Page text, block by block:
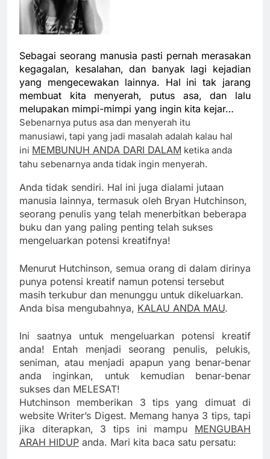
Sebagai seorang manusia pasti pernah merasakan
kegagalan, kesalahan, dan banyak lagi kejadian
yang mengecewakan lainnya. Hal ini tak jarang
membuat kita menyerah, putus asa, dan lalu
melupakan mimpi-mimpi yang ingin kita kejar…
Sebenarnya putus asa dan menyerah itu
manusiawi, tapi yang jadi masalah adalah kalau hal
ini MEMBUNUH ANDA DARI DALAM ketika anda
tahu sebenarnya anda tidak ingin menyerah.
Anda tidak sendiri. Hal ini juga dialami jutaan
manusia lainnya, termasuk oleh Bryan Hutchinson,
seorang penulis yang telah menerbitkan beberapa
buku dan yang paling penting telah sukses
mengeluarkan potensi kreatifnya!
Menurut Hutchinson, semua orang di dalam dirinya
punya potensi kreatif namun potensi tersebut
masih terkubur dan menunggu untuk dikeluarkan.
Anda bisa mengubahnya, KALAU ANDA MAU.
Ini saatnya untuk mengeluarkan potensi kreatif
anda! Entah menjadi seorang penulis, pelukis,
seniman, atau menjadi apapun yang benar-benar
anda inginkan, untuk kemudian benar-benar
sukses dan MELESAT!
Hutchinson memberikan 3 tips yang dimuat di
website Writer’s Digest. Memang hanya 3 tips, tapi
jika diterapkan, 3 tips ini mampu MENGUBAH
ARAH HIDUP anda. Mari kita baca satu persatu: